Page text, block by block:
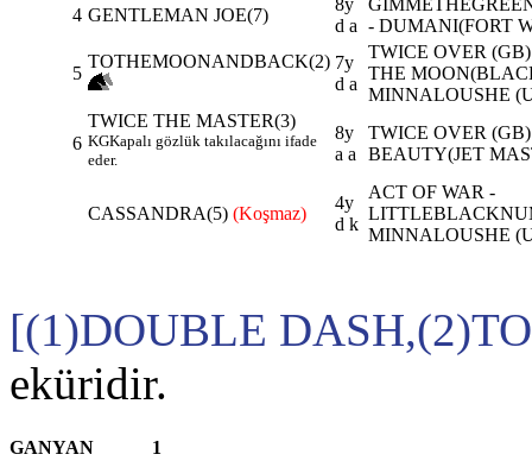
4 GENTLEMAN JOE(7)
8y
d a - DUMANI(FORT
5
TOTHEMOONANDBACK(2) 7y
d a
TWICE OVER
THE
MINNALOUSHE
6
TWICE THE MASTER(3)
KGKapalı gözlük takılacağını ifade
eder.
8y
a a
TWICE OVER
BEAUTY(JET
CASSANDRA(5) (Koşmaz)
4y
d k
ACT OF WAR -
MINNALOUSHE
[(1)DOUBLE
eküridir.
GANYAN 1